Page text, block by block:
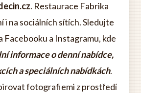
. Restaurace Fabrika
i na sociálních sítích. Sledujte
Facebooku a Instagramu, kde
informace o denní nabídce,
a speciálních nabídkách.
fotografiemi z prostředí